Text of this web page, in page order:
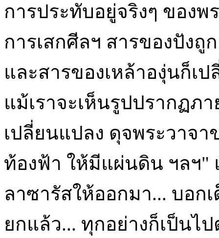
การประทับอยู่จริงๆ ของพ
การเสกศีลฯ สารของปังถู
และสารของเหล้าองุ่นก็เ
แม้เราจะเห็นรูปปรากฏภ
เปลี่ยนแปลง ดุจพระวาจา
ท้องฟ้า ให้มีแผ่นดิน ฯลฯ"
ลาซารัสให้ออกมา... บอ
ยกแล้ว... ทุกอย่างก็เป็นไ